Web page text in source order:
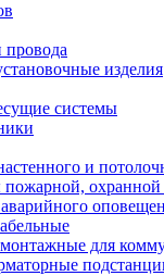
провода
изделия
системы
и
охранной
для